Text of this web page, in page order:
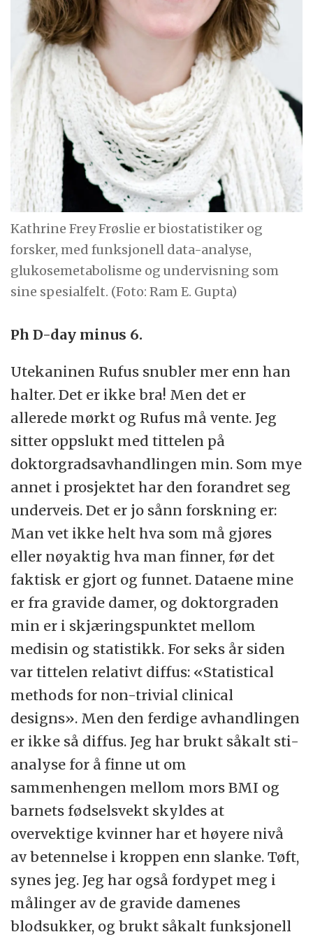
Kathrine Frey Frøslie er biostatistiker og
forsker, med funksjonell data-analyse,
glukosemetabolisme og undervisning som
sine spesialfelt. (Foto: Ram E. Gupta)
Ph D-day minus 6.
Utekaninen Rufus snubler mer enn han
halter. Det er ikke bra! Men det er
allerede mørkt og Rufus må vente. Jeg
sitter oppslukt med tittelen på
doktorgradsavhandlingen min. Som mye
annet i prosjektet har den forandret seg
underveis. Det er jo sånn forskning er:
Man vet ikke helt hva som må gjøres
eller nøyaktig hva man finner, før det
faktisk er gjort og funnet. Dataene mine
er fra gravide damer, og doktorgraden
min er i skjæringspunktet mellom
medisin og statistikk. For seks år siden
var tittelen relativt diffus: «Statistical
methods for non-trivial clinical
designs». Men den ferdige avhandlingen
er ikke så diffus. Jeg har brukt såkalt sti-
analyse for å finne ut om
sammenhengen mellom mors BMI og
barnets fødselsvekt skyldes at
overvektige kvinner har et høyere nivå
av betennelse i kroppen enn slanke. Tøft,
synes jeg. Jeg har også fordypet meg i
målinger av de gravide damenes
blodsukker, og brukt såkalt funksjonell